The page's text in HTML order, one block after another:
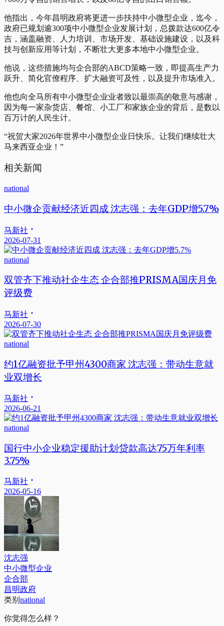
他指出，今年昌明政府将更进一步扶持中小微型企业，迄今，
政府已规划逾300项中小微型企业发展计划，总拨款达600亿令
吉，涵盖融资、人力培训、市场开发、基础设施建设，以及科
技与创新应用等计划，不断壮大更多本地中小微型企业。
他说，这些措施均与企合部的ABCD策略一致，即提高生产力
跃升、简化官僚程序、扩大融资可及性，以及提升市场准入。
他也向全马所有中小微型企业业者致以最崇高的敬意与感谢，
因为每一家杂货店、餐馆、小工厂和家族企业的背后，是数以
百万计的人民生计。
“祝贺大家2026年世界中小微型企业日快乐。让我们继续壮大
马来西亚企业！”
相关新闻
national
中小微企贡献经济近四成 沈志强：去年GDP增5.7%
马新社
2026-07-31
national
双管齐下推动社企生态 企合部推PRISMA国庆月免
评级费
马新社
2026-07-30
national
约1亿融资批予甲州4300商家 沈志强：带动生意就
业双增长
马新社
2026-06-21
national
国行中小企业稳定援助计划·贷款高达75万年利率
3.75%
马新社
2026-05-16
沈志强
中小微型企业
企合部
昌明政府
类别 national
你觉得怎么样？